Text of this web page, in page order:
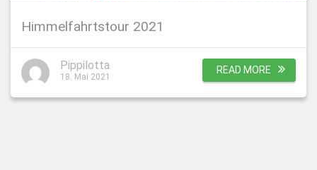
Himmelfahrtstour 2021
READ MORE
Pippilotta
18. Mai 2021